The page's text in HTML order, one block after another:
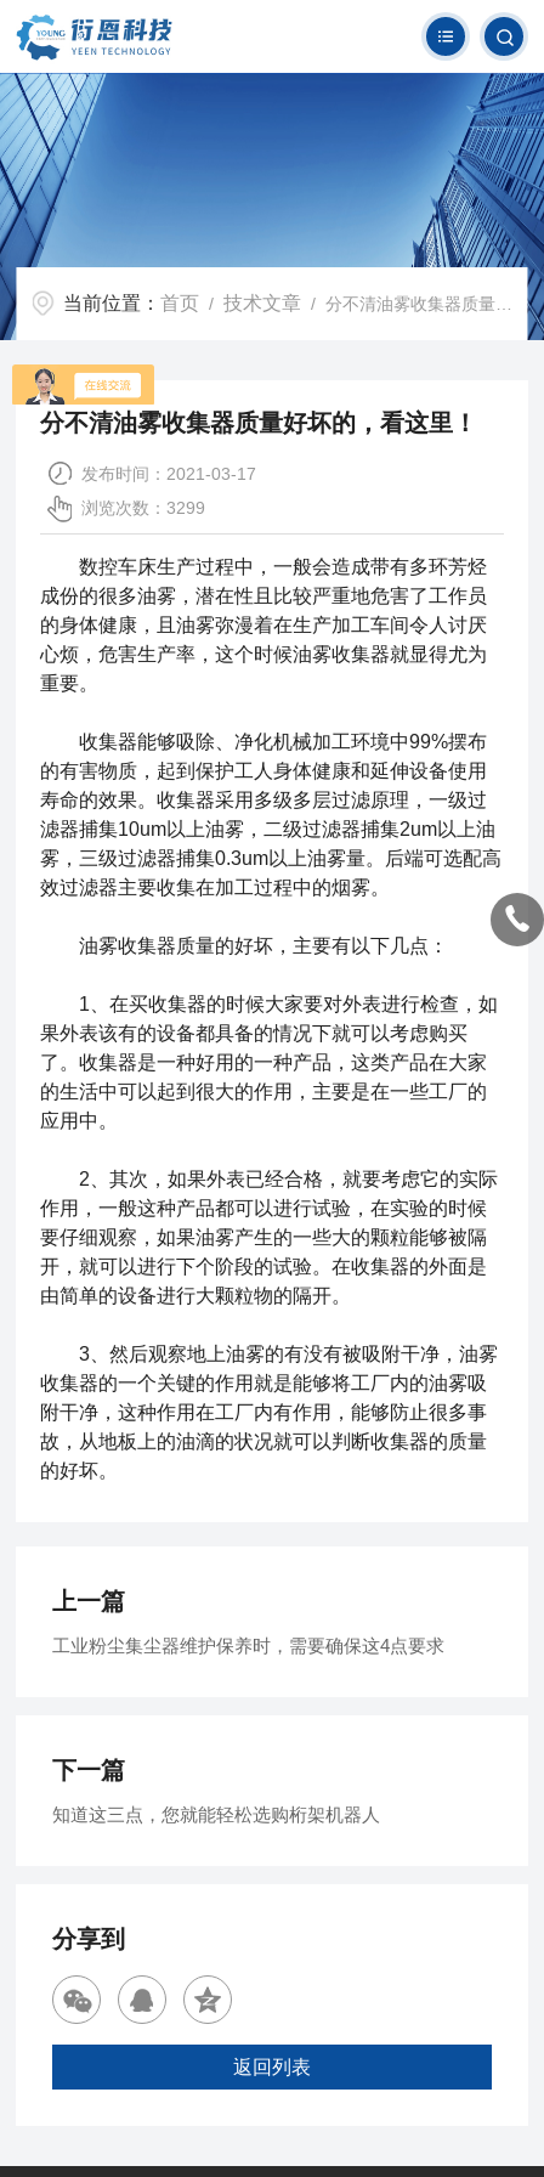
当前位置：首页 /技术文章 / 分不清油雾收集器质量好坏的，看这里！
分不清油雾收集器质量好坏的，看这里！
发布时间：2021-03-17
浏览次数：3299
数控车床生产过程中，一般会造成带有多环芳烃
成份的很多油雾，潜在性且比较严重地危害了工作员
的身体健康，且油雾弥漫着在生产加工车间令人讨厌
心烦，危害生产率，这个时候油雾收集器就显得尤为
重要​。
收集器能够吸除、净化机械加工环境中99%摆布
的有害物质，起到保护工人身体健康和延伸设备使用
寿命的效果。收集器采用多级多层过滤原理，一级过
滤器捕集10um以上油雾，二级过滤器捕集2um以上油
雾，三级过滤器捕集0.3um以上油雾量。后端可选配高
效过滤器主要收集在加工过程中的烟雾。
油雾收集器质量的好坏，主要有以下几点：
1、在买收集器的时候大家要对外表进行检查，如
果外表该有的设备都具备的情况下就可以考虑购买
了。收集器是一种好用的一种产品，这类产品在大家
的生活中可以起到很大的作用，主要是在一些工厂的
应用中。
2、其次，如果外表已经合格，就要考虑它的实际
作用，一般这种产品都可以进行试验，在实验的时候
要仔细观察，如果油雾产生的一些大的颗粒能够被隔
开，就可以进行下个阶段的试验。在收集器的外面是
由简单的设备进行大颗粒物的隔开。
3、然后观察地上油雾的有没有被吸附干净，油雾
收集器的一个关键的作用就是能够将工厂内的油雾吸
附干净，这种作用在工厂内有作用，能够防止很多事
故，从地板上的油滴的状况就可以判断收集器的质量
的好坏。
上一篇
工业粉尘集尘器维护保养时，需要确保这4点要求
下一篇
知道这三点，您就能轻松选购桁架机器人
分享到
返回列表